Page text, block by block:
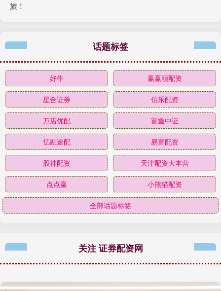
旅！
话题标签
好牛 赢赢顺配资
星合证券 伯乐配资
万店优配 富鑫中证
忆融速配 易富配资
股神配资 天津配资大本营
点点赢 小熊猫配资
全部话题标签
关注 证券配资网